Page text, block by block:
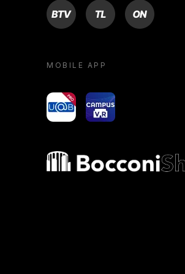
BTV TL ON
MOBILE APP
yoU@B Campus VR
Bocconi shop